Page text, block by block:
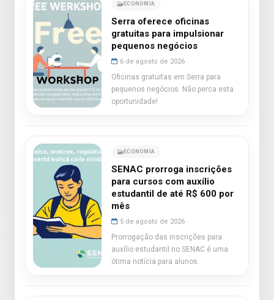
ECONOMIA
Serra oferece oficinas
gratuitas para impulsionar
pequenos negócios
6 de agosto de 2026
Oficinas gratuitas em Serra para
pequenos negócios. Não perca esta
oportunidade!
ECONOMIA
SENAC prorroga inscrições
para cursos com auxílio
estudantil de até R$ 600 por
mês
5 de agosto de 2026
Prorrogação das inscrições para
auxílio estudantil no SENAC é uma
ótima notícia para alunos.